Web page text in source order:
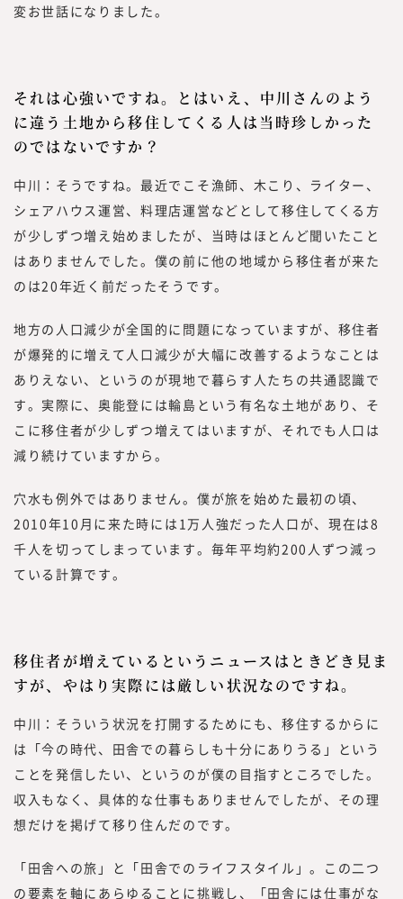
変お世話になりました。
それは心強いですね。とはいえ、中川さんのよう
に違う土地から移住してくる人は当時珍しかった
のではないですか？
中川：そうですね。最近でこそ漁師、木こり、ライター、
シェアハウス運営、料理店運営などとして移住してくる方
が少しずつ増え始めましたが、当時はほとんど聞いたこと
はありませんでした。僕の前に他の地域から移住者が来た
のは20年近く前だったそうです。
地方の人口減少が全国的に問題になっていますが、移住者
が爆発的に増えて人口減少が大幅に改善するようなことは
ありえない、というのが現地で暮らす人たちの共通認識で
す。実際に、奥能登には輪島という有名な土地があり、そ
こに移住者が少しずつ増えてはいますが、それでも人口は
減り続けていますから。
穴水も例外ではありません。僕が旅を始めた最初の頃、
2010年10月に来た時には1万人強だった人口が、現在は8
千人を切ってしまっています。毎年平均約200人ずつ減っ
ている計算です。
移住者が増えているというニュースはときどき見ま
すが、やはり実際には厳しい状況なのですね。
中川：そういう状況を打開するためにも、移住するからに
は「今の時代、田舎での暮らしも十分にありうる」という
ことを発信したい、というのが僕の目指すところでした。
収入もなく、具体的な仕事もありませんでしたが、その理
想だけを掲げて移り住んだのです。
「田舎への旅」と「田舎でのライフスタイル」。この二つ
の要素を軸にあらゆることに挑戦し、「田舎には仕事がな